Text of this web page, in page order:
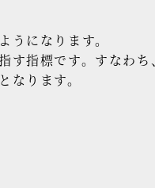
になります。
す指標です。すなわ
ります。